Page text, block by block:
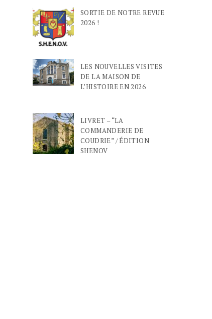
SORTIE DE NOTRE REVUE
2026 !
LES NOUVELLES VISITES
DE LA MAISON DE
L’HISTOIRE EN 2026
LIVRET – “LA
COMMANDERIE DE
COUDRIE” / ÉDITION
SHENOV